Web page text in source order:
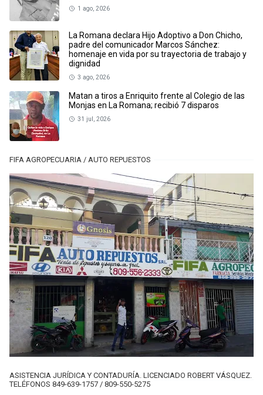
1 ago, 2026
La Romana declara Hijo Adoptivo a Don Chicho,
padre del comunicador Marcos Sánchez:
homenaje en vida por su trayectoria de trabajo y
dignidad
3 ago, 2026
Matan a tiros a Enriquito frente al Colegio de las
Monjas en La Romana; recibió 7 disparos
31 jul, 2026
FIFA AGROPECUARIA / AUTO REPUESTOS
ASISTENCIA JURÍDICA Y CONTADURÍA. LICENCIADO ROBERT VÁSQUEZ.
TELÉFONOS 849-639-1757 / 809-550-5275